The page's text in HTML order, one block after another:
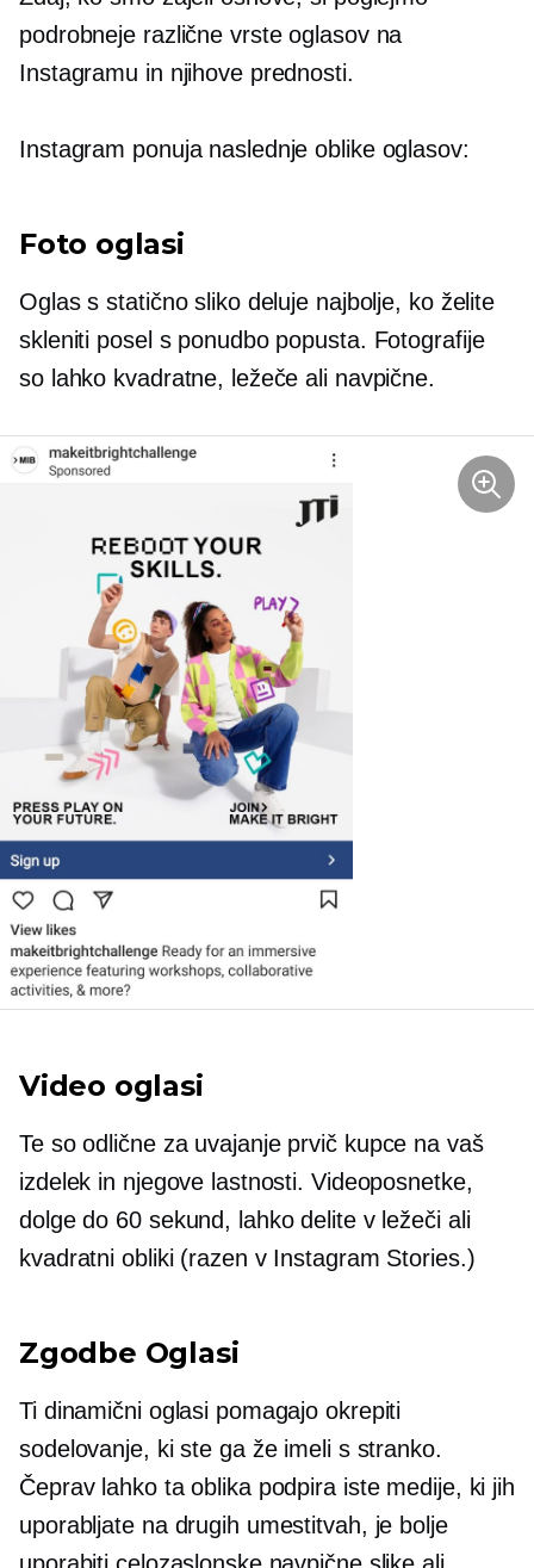
podrobneje različne vrste oglasov na
Instagramu in njihove prednosti.
Instagram ponuja naslednje oblike oglasov:
Foto oglasi
Oglas s statično sliko deluje najbolje, ko želite
skleniti posel s ponudbo popusta. Fotografije
so lahko kvadratne, ležeče ali navpične.
Video oglasi
Te so odlične za uvajanje prvičkupce na vaš
izdelek in njegove lastnosti. Videoposnetke,
dolge do 60 sekund, lahko delite v ležeči ali
kvadratni obliki (razen v Instagram Stories.)
Zgodbe Oglasi
Ti dinamični oglasi pomagajo okrepiti
sodelovanje, ki ste ga že imeli s stranko.
Čeprav lahko ta oblika podpira iste medije, ki jih
uporabljate na drugih umestitvah, je bolje